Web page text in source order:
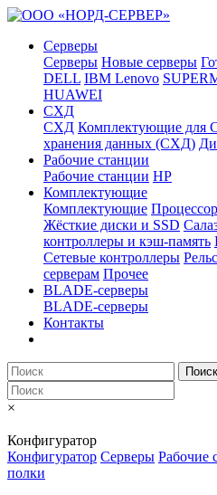
Серверы
Серверы Новые серверы
DELL IBM Lenovo
HUAWEI
СХД
СХД Комплектующие для
хранения данных (СХД)
Рабочие станции
Рабочие станции HP
Комплектующие
Комплектующие
Жёсткие диски и SSD
контроллеры и кэш-память
Сетевые контроллеры
серверам Прочее
BLADE-серверы
BLADE-серверы
Контакты
Поиск
×
Конфигуратор
Конфигуратор Серверы Рабочие
полки